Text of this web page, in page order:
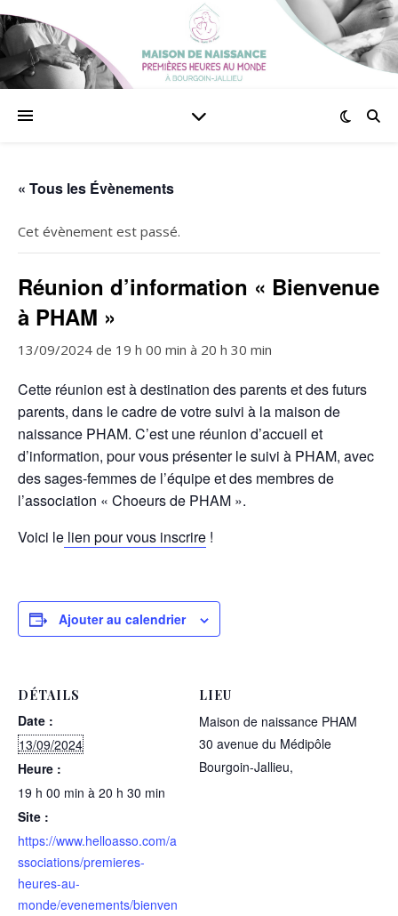
« Tous les Évènements
Cet évènement est passé.
Réunion d’information « Bienvenue
à PHAM »
13/09/2024 de 19 h 00 min à 20 h 30 min
Cette réunion est à destination des parents et des futurs
parents, dans le cadre de votre suivi à la maison de
naissance PHAM. C’est une réunion d’accueil et
d’information, pour vous présenter le suivi à PHAM, avec
des sages-femmes de l’équipe et des membres de
l’association « Choeurs de PHAM ».
Voici le lien pour vous inscrire !
Ajouter au calendrier
DÉTAILS
Date :
13/09/2024
Heure :
19 h 00 min à 20 h 30 min
Site :
https://www.helloasso.com/a
ssociations/premieres-
heures-au-
monde/evenements/bienven
LIEU
Maison de naissance PHAM
30 avenue du Médipôle
Bourgoin-Jallieu,